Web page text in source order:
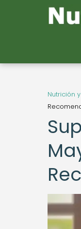
Nutrición